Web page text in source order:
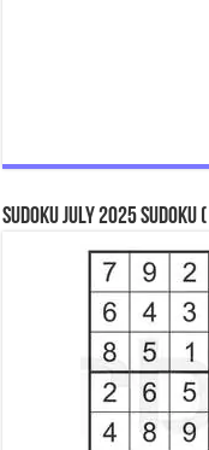
Sudoku July 2025 Sudoku